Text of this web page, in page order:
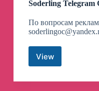
Soderling Telegram
По вопросам
ViewSoderling
Channel